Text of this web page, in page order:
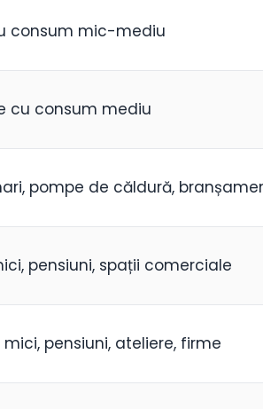
consum mic-mediu
cu consum mediu
pompe de căldură,
pensiuni, spații comerciale
mici, pensiuni, ateliere, firme